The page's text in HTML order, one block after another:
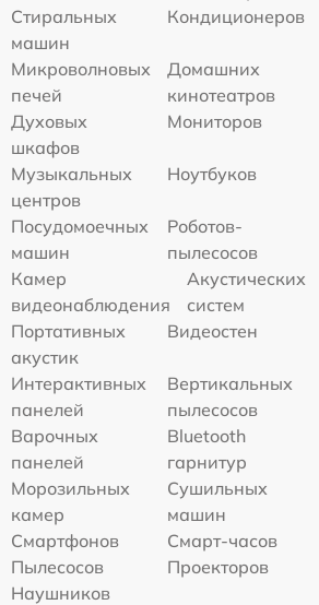
Стиральных
машин
Кондиционеров
Микроволновых
печей
Домашних
кинотеатров
Духовых
шкафов
Мониторов
Музыкальных
центров
Ноутбуков
Посудомоечных
машин
Роботов-
пылесосов
Камер
видеонаблюдения
Акустических
систем
Портативных
акустик
Видеостен
Интерактивных
панелей
Вертикальных
пылесосов
Варочных
панелей
Bluetooth
гарнитур
Морозильных
камер
Сушильных
машин
Смартфонов
Смарт-часов
Пылесосов
Проекторов
Наушников